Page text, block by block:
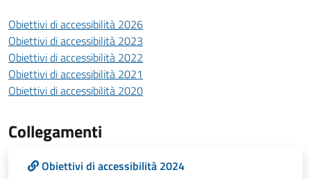
Obiettivi di accessibilità 2026
Obiettivi di accessibilità 2023
Obiettivi di accessibilità 2022
Obiettivi di accessibilità 2021
Obiettivi di accessibilità 2020
Collegamenti
Obiettivi di accessibilità 2024